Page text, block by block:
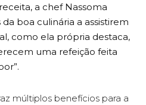
a chef Nassoma
boa culinária a assistirem
como ela própria destaca,
uma refeição feita
múltiplos benefícios para a